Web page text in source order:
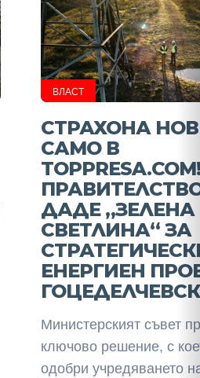
ВЛАСТ
СТРАХОНА
САМО В
TOPPRESA.COM!
ДАДЕ „ЗЕЛЕНА
СВЕТЛИНА“ ЗА
ЕНЕРГИЕН
Министерският съвет
ключово решение, с
одобри учредяването